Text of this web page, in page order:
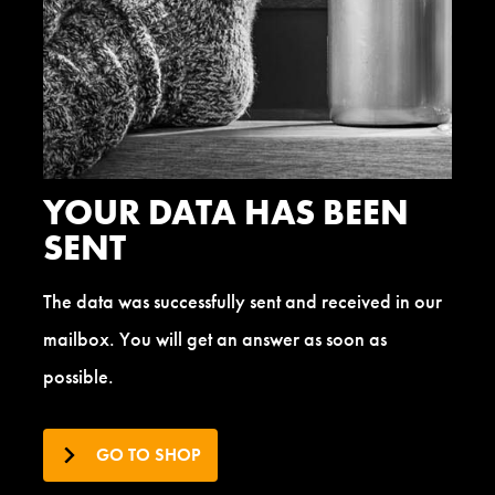
YOUR DATA HAS BEEN
SENT
The data was successfully sent and received in our
mailbox. You will get an answer as soon as
possible.
GO TO SHOP